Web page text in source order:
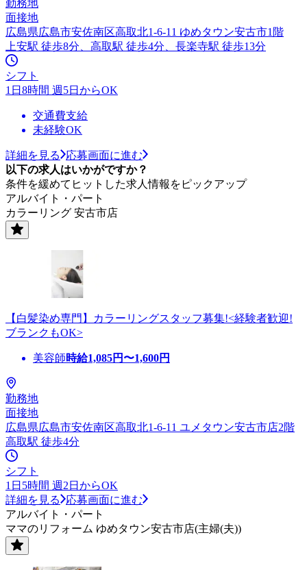
勤務地
面接地
広島県広島市安佐南区高取北1-6-11 ゆめタウン安古市1階
上安駅 徒歩8分、高取駅 徒歩4分、長楽寺駅 徒歩13分
シフト
1日8時間 週5日からOK
交通費支給
未経験OK
詳細を見る
応募画面に進む
以下の求人はいかがですか？
条件を緩めてヒットした求人情報をピックアップ
アルバイト・パート
カラーリング 安古市店
【白髪染め専門】カラーリングスタッフ募集!<経験者歓迎!
ブランクもOK>
美容師時給1,085円〜1,600円
勤務地
面接地
広島県広島市安佐南区高取北1-6-11 ユメタウン安古市店2階
高取駅 徒歩4分
シフト
1日5時間 週2日からOK
詳細を見る
応募画面に進む
アルバイト・パート
ママのリフォーム ゆめタウン安古市店(主婦(夫))